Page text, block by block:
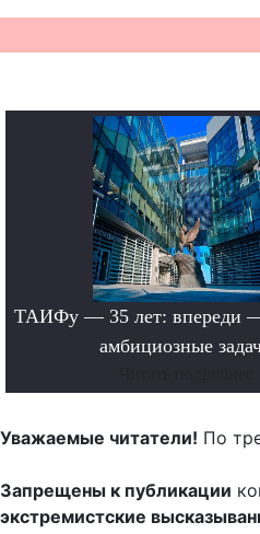
ТАИФу — 35 лет: впереди
амбициозные
Уважаемые читатели! По
Запрещены к публикации
экстремистские